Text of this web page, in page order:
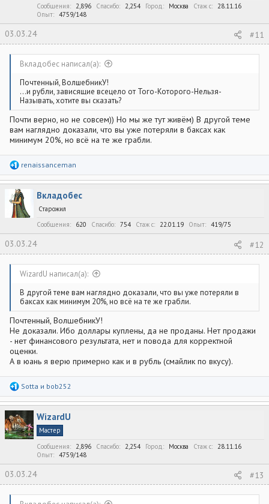
Сообщения
2,896 Спасибо 2,254 Город Москва Стаж c
28.11.16
Опыт
4759/148
03.03.24 #11
Вкладобес написал(а):
Почтенный, ВолшебникУ!
...и рубли, зависящие всецело от Того-Которого-Нельзя-
Называть, хотите вы сказать?
Почти верно, но не совсем)) Но мы же тут живём) В другой теме
вам наглядно доказали, что вы уже потеряли в баксах как
минимум 20%, но всё на те же грабли.
Р
а
к
ц
и
и
renaissanceman
Вкладобес
Старожил
Сообщения
620 Спасибо 754 Стаж c 22.01.19 Опыт 419/75
03.03.24 #12
WizardU написал(а):
В другой теме вам наглядно доказали, что вы уже потеряли в
баксах как минимум 20%, но всё на те же грабли.
Почтенный, ВолшебникУ!
Не доказали. Ибо доллары куплены, да не проданы. Нет продажи
- нет финансового результата, нет и повода для корректной
оценки.
А в юань я верю примерно как и в рубль (смайлик по вкусу).
Р
а
к
ц
и
и
Sotta и bob252
WizardU
Мастер
Сообщения
2,896 Спасибо 2,254 Город Москва Стаж c
28.11.16
Опыт
4759/148
03.03.24 #13